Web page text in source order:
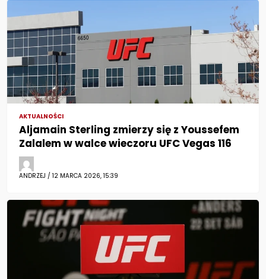
AKTUALNOŚCI
Aljamain Sterling zmierzy się z Youssefem
Zalalem w walce wieczoru UFC Vegas 116
ANDRZEJ / 12 MARCA 2026, 15:39